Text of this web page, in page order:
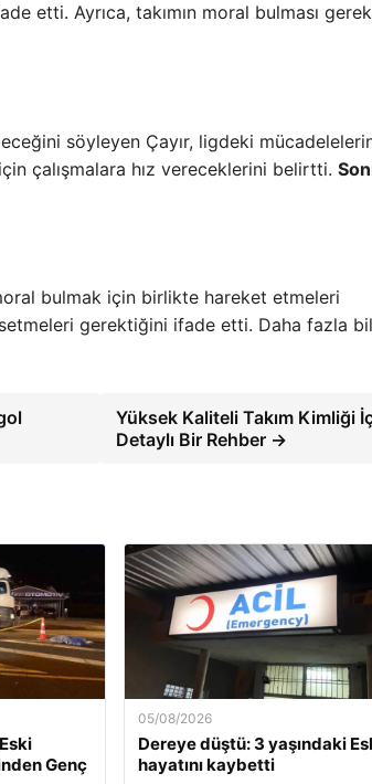
etti. Ayrıca, takımın moral bulması
söyleyen Çayır, ligdeki
çalışmalara hız vereceklerini belirtti.
bulmak için birlikte hareket etmeleri
gerektiğini ifade etti. Daha fazla
Yüksek Kaliteli Takım Kimliği
Detaylı Bir Rehber →
Genç
05/08/2026
Dereye düştü: 3 yaşındaki
hayatını kaybetti